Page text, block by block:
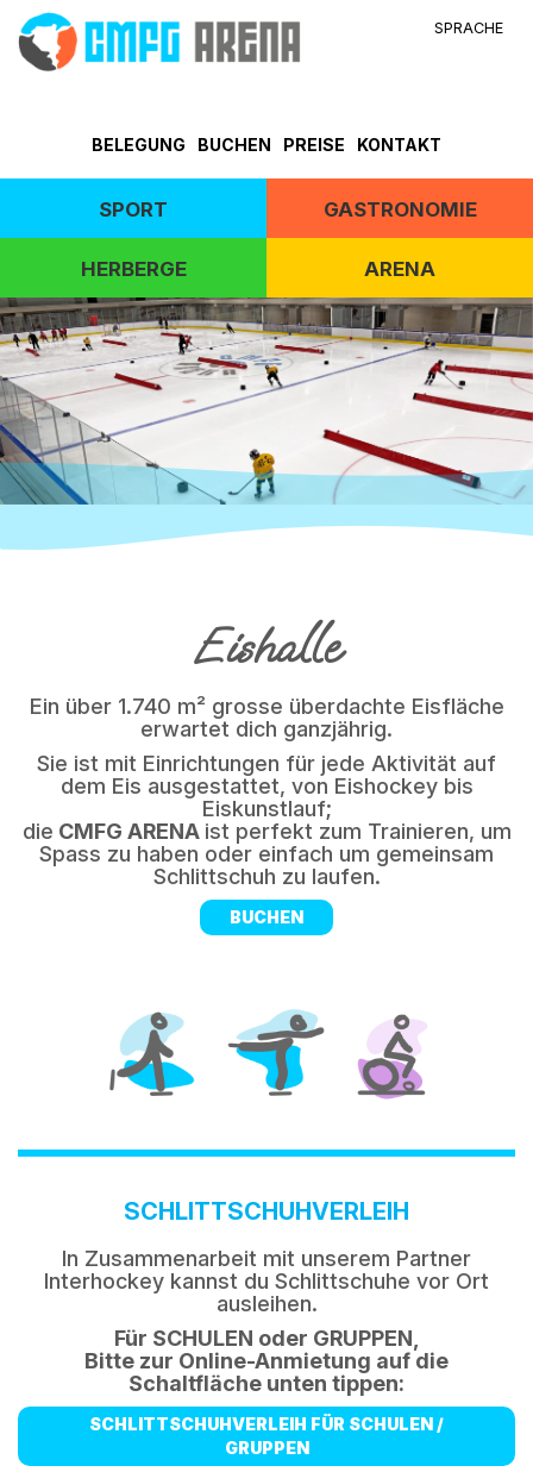
SPRACHE
BELEGUNG BUCHEN PREISE KONTAKT
SPORT GASTRONOMIE
HERBERGE ARENA
Eishalle
Ein über 1.740 m² grosse überdachte Eisfläche
erwartet dich ganzjährig.
Sie ist mit Einrichtungen für jede Aktivität auf
dem Eis ausgestattet, von Eishockey bis
Eiskunstlauf;
die CMFG ARENA ist perfekt zum Trainieren, um
Spass zu haben oder einfach um gemeinsam
Schlittschuh zu laufen.
BUCHEN
SCHLITTSCHUHVERLEIH
In Zusammenarbeit mit unserem Partner
Interhockey kannst du Schlittschuhe vor Ort
ausleihen.
Für SCHULEN oder GRUPPEN,
Bitte zur Online-Anmietung auf die
Schaltfläche unten tippen:
SCHLITTSCHUHVERLEIH FÜR SCHULEN /
GRUPPEN